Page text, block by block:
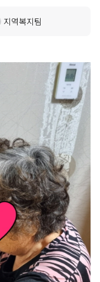
지역복지팀